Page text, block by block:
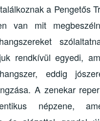
a Pengetős
van mit
rendkívül egyedi,
eddig
A zenekar
népzene,